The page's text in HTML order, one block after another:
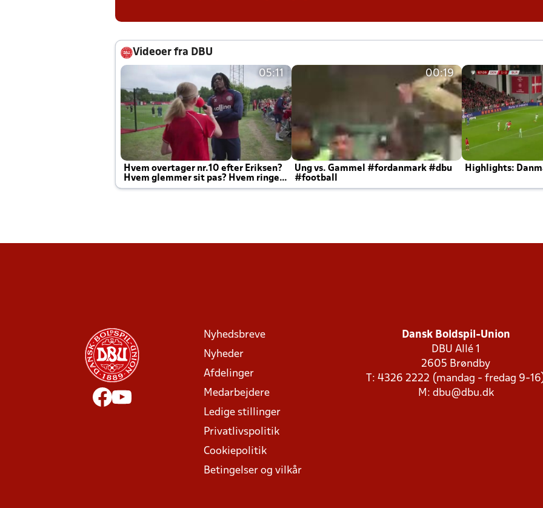
Videoer fra DBU
05:11
Hvem overtager nr.10 efter Eriksen?
Hvem glemmer sit pas? Hvem ringer
Joachim altid til efter kampe?
00:19
Ung vs. Gammel #fordanmark #dbu
#football
Highlights:
Nyhedsbreve
Nyheder
Afdelinger
Medarbejdere
Ledige stillinger
Privatlivspolitik
Cookiepolitik
Betingelser og vilkår
Dansk Boldspil-Union
DBU Allé 1
2605 Brøndby
T: 4326 2222 (mandag - fredag 9-
M: dbu@dbu.dk